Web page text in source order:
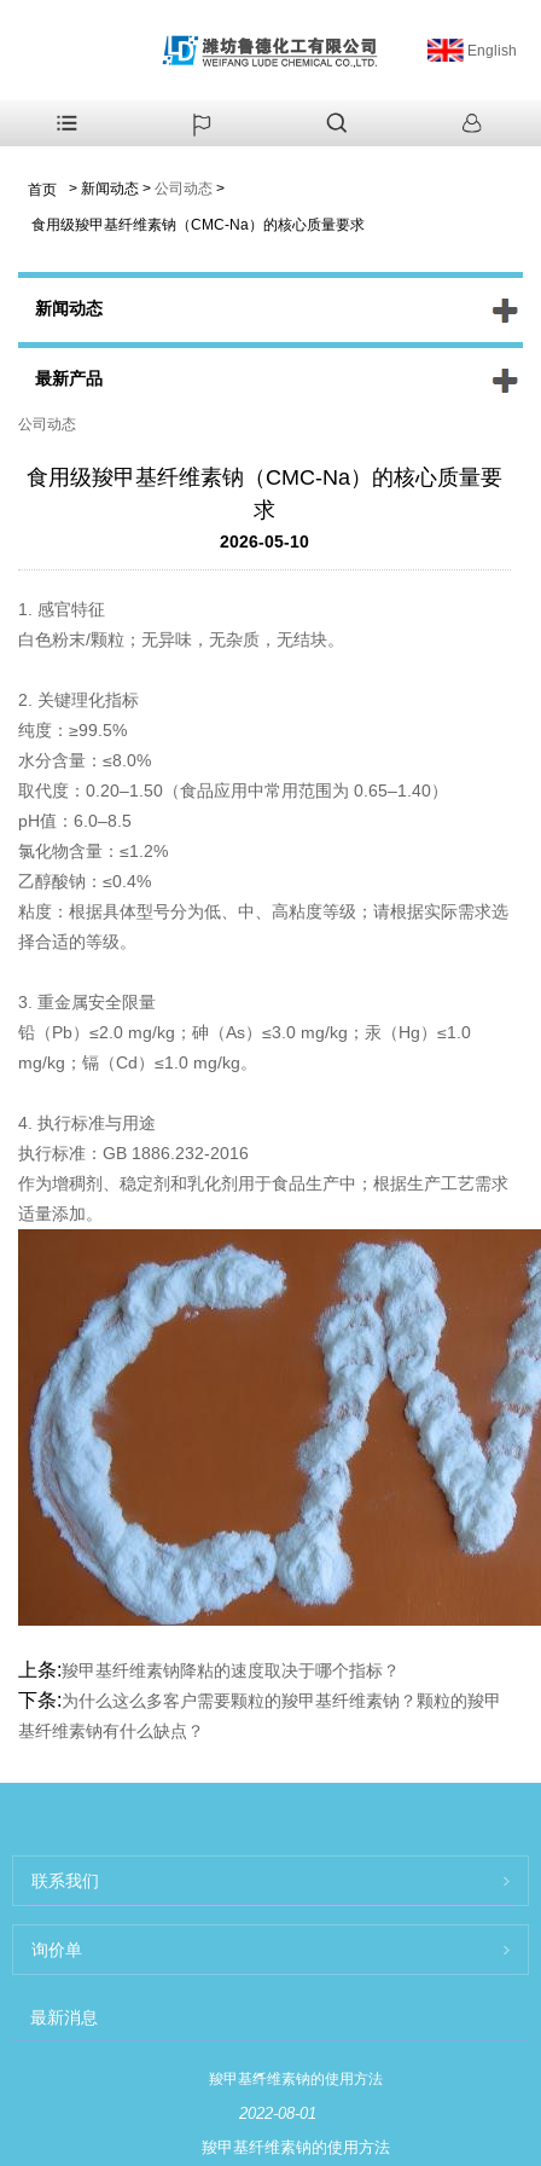
English
首页 > 新闻动态 > 公司动态 >
食用级羧甲基纤维素钠（CMC-Na）的核心质量要求
新闻动态
最新产品
公司动态
食用级羧甲基纤维素钠（CMC-Na）的核心质量要
求
2026-05-10
1. 感官特征
白色粉末/颗粒；无异味，无杂质，无结块。
2. 关键理化指标
纯度：≥99.5%
水分含量：≤8.0%
取代度：0.20–1.50（食品应用中常用范围为 0.65–1.40）
pH值：6.0–8.5
氯化物含量：≤1.2%
乙醇酸钠：≤0.4%
粘度：根据具体型号分为低、中、高粘度等级；请根据实际需求选
择合适的等级。
3. 重金属安全限量
铅（Pb）≤2.0 mg/kg；砷（As）≤3.0 mg/kg；汞（Hg）≤1.0
mg/kg；镉（Cd）≤1.0 mg/kg。
4. 执行标准与用途
执行标准：GB 1886.232-2016
作为增稠剂、稳定剂和乳化剂用于食品生产中；根据生产工艺需求
适量添加。
上条:羧甲基纤维素钠降粘的速度取决于哪个指标？
下条:为什么这么多客户需要颗粒的羧甲基纤维素钠？颗粒的羧甲
基纤维素钠有什么缺点？
联系我们
询价单
最新消息
羧甲基纤维素钠的使用方法
2022-08-01
羧甲基纤维素钠的使用方法